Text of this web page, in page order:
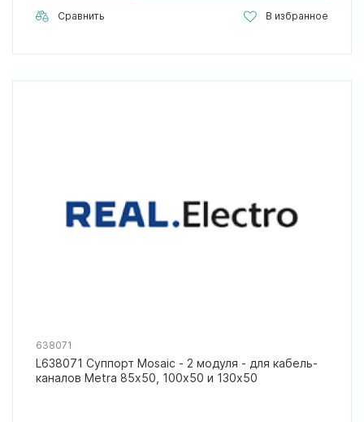
Сравнить В избранное
638071
L638071 Суппорт Mosaic - 2 модуля - для кабель-
каналов Metra 85х50, 100х50 и 130х50